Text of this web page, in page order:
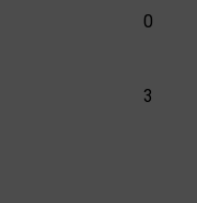
0
3